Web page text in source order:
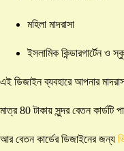
মহিলা মাদরাসা
ইসলামিক কিন্ডারগার্টেন ও
এই ডিজাইন ব্যবহারে আপনার
মাত্র 80 টাকায় সুন্দর বেতন কার্ডটি
আর বেতন কার্ডের ডিজাইনের জন্য